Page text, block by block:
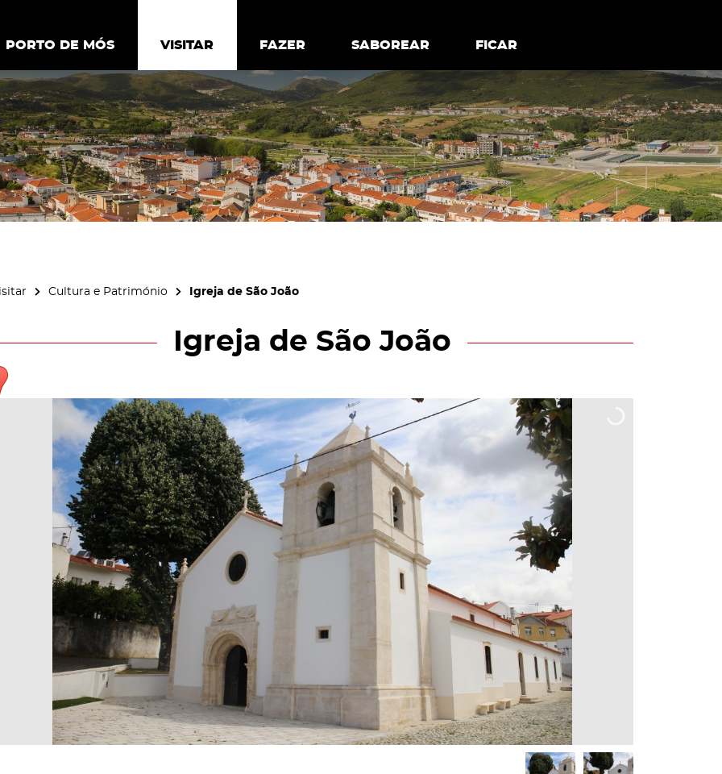
PORTO DE MÓS
VISITAR FAZER SABOREAR FICAR
PORTO DE MÓS VISITAR FAZER SABOREAR FICAR
Cultura e Património Igreja de São João
Igreja de São João